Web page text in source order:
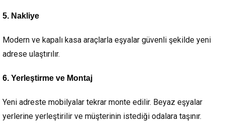
5. Nakliye
Modern ve kapalı kasa araçlarla eşyalar güvenli şekilde yeni
adrese ulaştırılır.
6. Yerleştirme ve Montaj
Yeni adreste mobilyalar tekrar monte edilir. Beyaz eşyalar
yerlerine yerleştirilir ve müşterinin istediği odalara taşınır.